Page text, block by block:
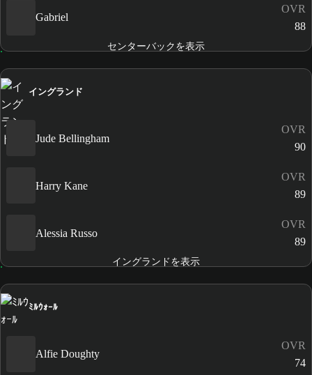
Gabriel
OVR
88
センターバックを表示
イングランド
Jude Bellingham
OVR
90
Harry Kane
OVR
89
Alessia Russo
OVR
89
イングランドを表示
ﾐﾙｳｫｰﾙ
Alfie Doughty
OVR
74